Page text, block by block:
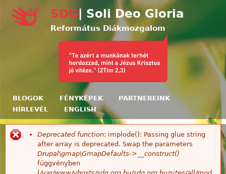
Ugrás a tartalomra
SDG | Soli Deo Gloria
Református Diákmozgalom
BLOGOK FÉNYKÉPEK
PARTNEREINK
HÍRLEVÉL
ENGLISH
Hibaüzenet
Deprecated function: implode(): Passing glue string
after array is deprecated. Swap the parameters
Drupal\gmap\GmapDefaults->__construct()
függvényben